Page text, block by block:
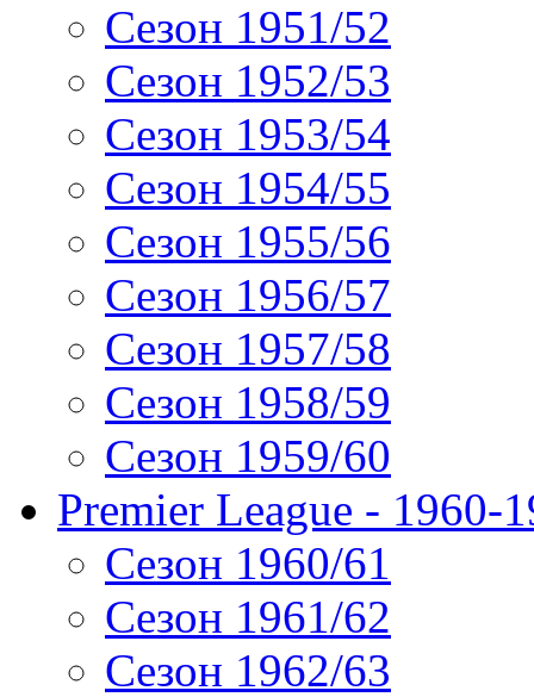
Сезон 1951/52
Сезон 1952/53
Сезон 1953/54
Сезон 1954/55
Сезон 1955/56
Сезон 1956/57
Сезон 1957/58
Сезон 1958/59
Сезон 1959/60
Premier League - 1960-
Сезон 1960/61
Сезон 1961/62
Сезон 1962/63